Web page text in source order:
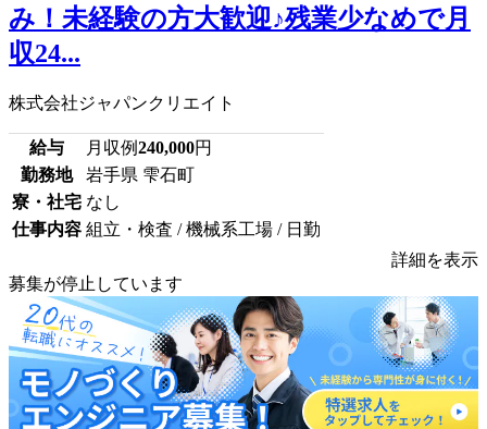
み！未経験の方大歓迎♪残業少なめで月
収24...
株式会社ジャパンクリエイト
給与 月収例240,000円
勤務地
岩手県 雫石町
寮・社宅 なし
仕事内容 組立・検査 / 機械系工場 / 日勤
詳細を表示
募集が停止しています